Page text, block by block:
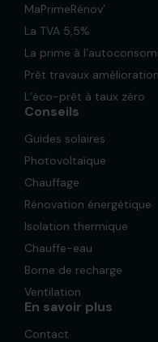
MaPrimeRénov’
La TVA 5,5%
La prime à
Prêt travaux
L’éco-prêt à taux zéro
Conseils
Guides solaires
Photovoltaïque
Chauffage
Rénovation énergétique
Isolation thermique
Chauffe-eau
Borne de recharge
Ventilation
En savoir plus
Contact